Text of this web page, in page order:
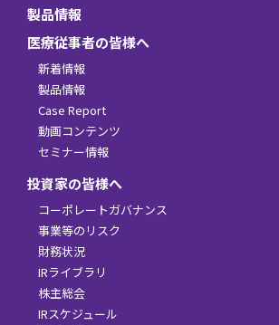
製品情報
医療従事者の皆様へ
新着情報
製品情報
Case Report
動画コンテンツ
セミナー情報
投資家の皆様へ
コーポレートガバナンス
事業等のリスク
財務状況
IRライブラリ
株主総会
IRスケジュール